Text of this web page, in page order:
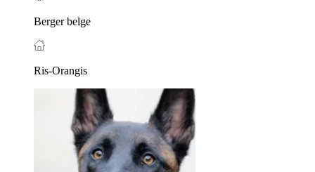
Berger belge
Ris-Orangis